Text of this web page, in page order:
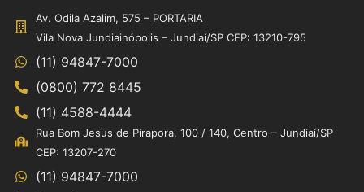
Av. Odila Azalim, 575 – PORTARIA
Vila Nova Jundiainópolis – Jundiaí/SP CEP: 13210-795
(11) 94847-7000
(0800) 772 8445
(11) 4588-4444
Rua Bom Jesus de Pirapora, 100 / 140, Centro – Jundiaí/SP
CEP: 13207-270
(11) 94847-7000